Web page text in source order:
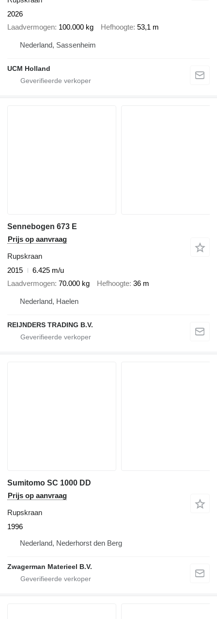
2026
Laadvermogen 100.000 kg Hefhoogte 53,1 m
Nederland, Sassenheim
UCM Holland
Sennebogen 673 E
Prijs op aanvraag
Rupskraan
2015
6.425 m/u
Laadvermogen 70.000 kg Hefhoogte 36 m
Nederland, Haelen
REIJNDERS TRADING B.V.
Sumitomo SC 1000 DD
Prijs op aanvraag
Rupskraan
1996
Nederland, Nederhorst den Berg
Zwagerman Materieel B.V.